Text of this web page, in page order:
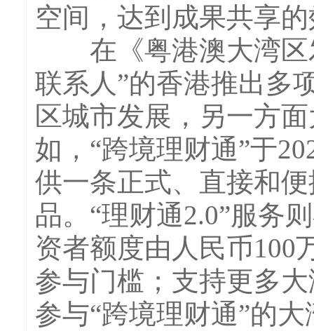
空间，达到成果共享
在《粤港澳大湾区
联系人”的香港推出多
区城市发展，另一方
如，“跨境理财通”于
供一条正式、直接和
品。“理财通2.0”服务
资者额度由人民币100
参与门槛；支持更多
参与“跨境理财通”的